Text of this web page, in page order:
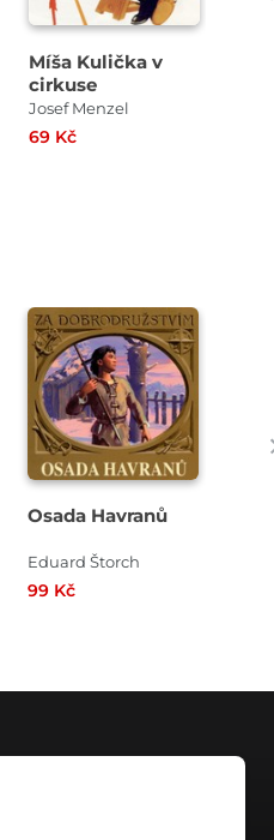
Míša Kulička v
cirkuse
Josef Menzel
69 Kč
Osada Havranů
Eduard Štorch
99 Kč
Přehrát
ukázku